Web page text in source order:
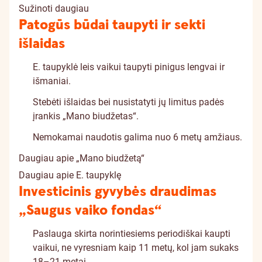
Sužinoti daugiau
Patogūs būdai taupyti ir sekti
išlaidas
E. taupyklė leis vaikui taupyti pinigus lengvai ir
išmaniai.
Stebėti išlaidas bei nusistatyti jų limitus padės
įrankis „Mano biudžetas“.
Nemokamai naudotis galima nuo 6 metų amžiaus.
Daugiau apie „Mano biudžetą“
Daugiau apie E. taupyklę
Investicinis gyvybės draudimas
„Saugus vaiko fondas“
Paslauga skirta norintiesiems periodiškai kaupti
vaikui, ne vyresniam kaip 11 metų, kol jam sukaks